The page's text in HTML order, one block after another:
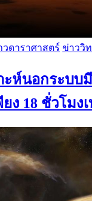
วดาราศาสตร์ ข่าววิ
ะห์นอกระบบ
ง 18 ชั่วโมง